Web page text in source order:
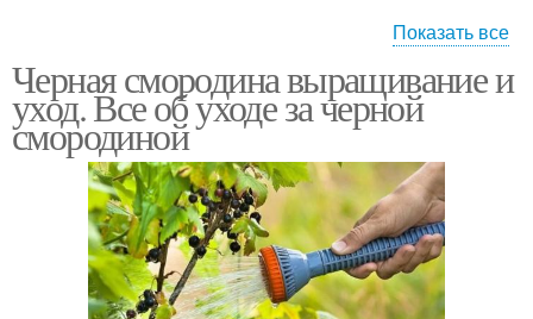
Смородина во время Уход за клубникой
Осенний уход Уход за крыжовником
Показать все
Черная смородина выращивание и
уход. Все об уходе за черной
смородиной